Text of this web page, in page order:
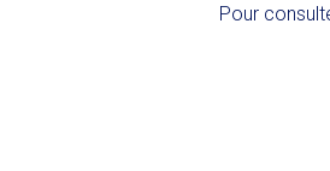
Pour